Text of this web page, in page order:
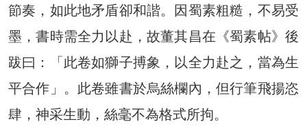
節奏，如此地矛盾卻和諧。因蜀素粗糙，不易受
墨，書時需全力以赴，故董其昌在《蜀素帖》後
跋曰：「此卷如獅子搏象，以全力赴之，當為生
平合作」。此卷雖書於烏絲欄內，但行筆飛揚恣
肆，神采生動，絲毫不為格式所拘。